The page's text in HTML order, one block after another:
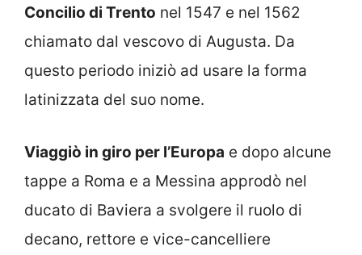
Concilio di Trento nel 1547 e nel 1562
chiamato dal vescovo di Augusta. Da
questo periodo iniziò ad usare la forma
latinizzata del suo nome.
Viaggiò in giro per l’Europa e dopo alcune
tappe a Roma e a Messina approdò nel
ducato di Baviera a svolgere il ruolo di
decano, rettore e vice-cancelliere